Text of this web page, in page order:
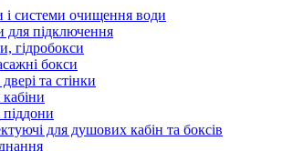
і системи очищення води
підключення
гідробокси
бокси
та стінки
для душових кабін та боксів